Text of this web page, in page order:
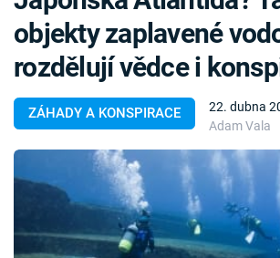
ZÁHADY VETŘELCI DÁVNOVĚKU
Témata
Témata
ZÁHADY A KONSPIRACE
22. dubna
Adam Vala
objekty zaplavené
rozdělují vědce i